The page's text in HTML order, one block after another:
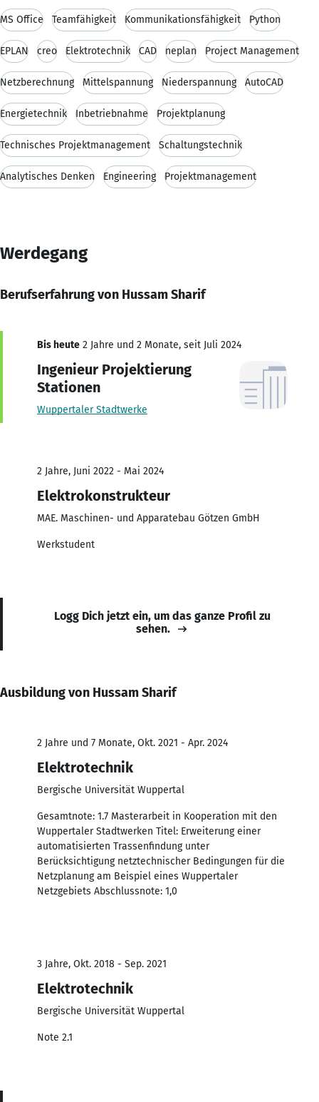
MS Office Teamfähigkeit Kommunikationsfähigkeit Python
EPLAN creo Elektrotechnik CAD neplan Project Management
Netzberechnung Mittelspannung Niederspannung AutoCAD
Energietechnik Inbetriebnahme Projektplanung
Technisches Projektmanagement Schaltungstechnik
Analytisches Denken Engineering Projektmanagement
Werdegang
Berufserfahrung von Hussam Sharif
Bis heute 2 Jahre und 2 Monate, seit Juli 2024
Ingenieur Projektierung
Stationen
Wuppertaler Stadtwerke
2 Jahre, Juni 2022 - Mai 2024
Elektrokonstrukteur
MAE. Maschinen- und Apparatebau Götzen GmbH
Werkstudent
Logg Dich jetzt ein, um das ganze Profil zu
sehen.
Ausbildung von Hussam Sharif
2 Jahre und 7 Monate, Okt. 2021 - Apr. 2024
Elektrotechnik
Bergische Universität Wuppertal
Gesamtnote: 1.7 Masterarbeit in Kooperation mit den
Wuppertaler Stadtwerken Titel: Erweiterung einer
automatisierten Trassenfindung unter
Berücksichtigung netztechnischer Bedingungen für die
Netzplanung am Beispiel eines Wuppertaler
Netzgebiets Abschlussnote: 1,0
3 Jahre, Okt. 2018 - Sep. 2021
Elektrotechnik
Bergische Universität Wuppertal
Note 2.1